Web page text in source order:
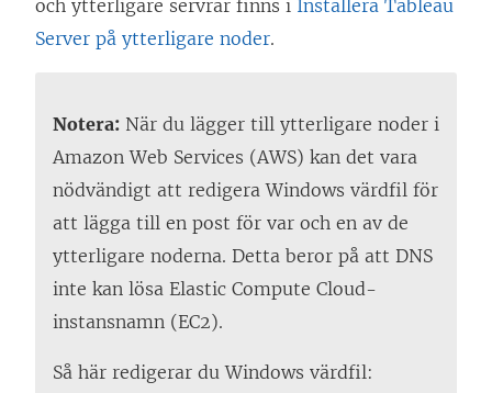
och ytterligare servrar finns i Installera Tableau
Server på ytterligare noder.
Notera: När du lägger till ytterligare noder i
Amazon Web Services (AWS) kan det vara
nödvändigt att redigera Windows värdfil för
att lägga till en post för var och en av de
ytterligare noderna. Detta beror på att DNS
inte kan lösa Elastic Compute Cloud-
instansnamn (EC2).
Så här redigerar du Windows värdfil: